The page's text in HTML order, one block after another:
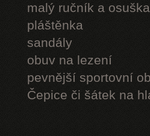
malý ručník a osuška
pláštěnka
sandály
obuv na lezení
pevnější sportovní
Čepice či šátek na